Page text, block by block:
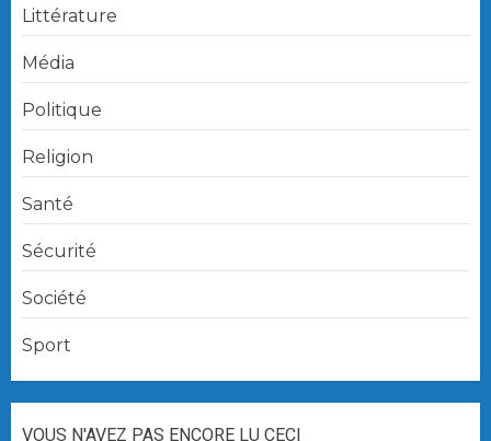
Littérature
Média
Politique
Religion
Santé
Sécurité
Société
Sport
VOUS N'AVEZ PAS ENCORE LU CECI